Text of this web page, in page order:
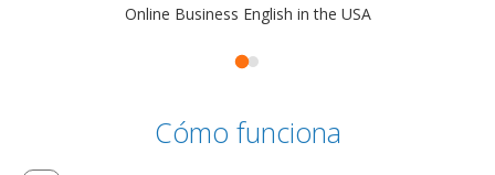
Online Business English in the USA
Cómo funciona